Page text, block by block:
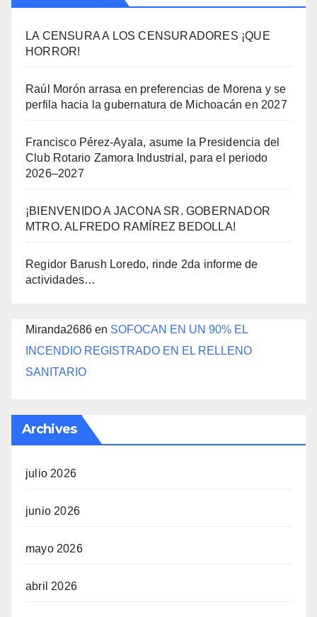
LA CENSURA A LOS CENSURADORES ¡QUE
HORROR!
Raúl Morón arrasa en preferencias de Morena y se
perfila hacia la gubernatura de Michoacán en 2027
Francisco Pérez-Ayala, asume la Presidencia del
Club Rotario Zamora Industrial, para el periodo
2026–2027
¡BIENVENIDO A JACONA SR. GOBERNADOR
MTRO. ALFREDO RAMÍREZ BEDOLLA!
Regidor Barush Loredo, rinde 2da informe de
actividades…
Miranda2686 en SOFOCAN EN UN 90% EL
INCENDIO REGISTRADO EN EL RELLENO
SANITARIO
Archives
julio 2026
junio 2026
mayo 2026
abril 2026